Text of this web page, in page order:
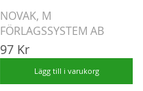
NOVAK, M
FÖRLAGSSYSTEM AB
97 Kr
Lägg till i varukorg